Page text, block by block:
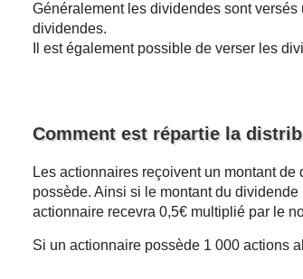
Généralement les dividendes sont
dividendes.
Il est également possible de verser les
Comment est répartie la
Les actionnaires reçoivent un montant
possède. Ainsi si le montant du
actionnaire recevra 0,5€ multiplié par le
Si un actionnaire possède 1 000 actions